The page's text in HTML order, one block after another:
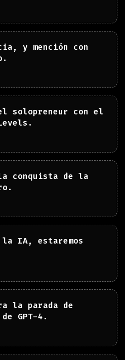
y mención con
solopreneur con el
conquista de la
la IA, estaremos
la parada de
GPT-4.